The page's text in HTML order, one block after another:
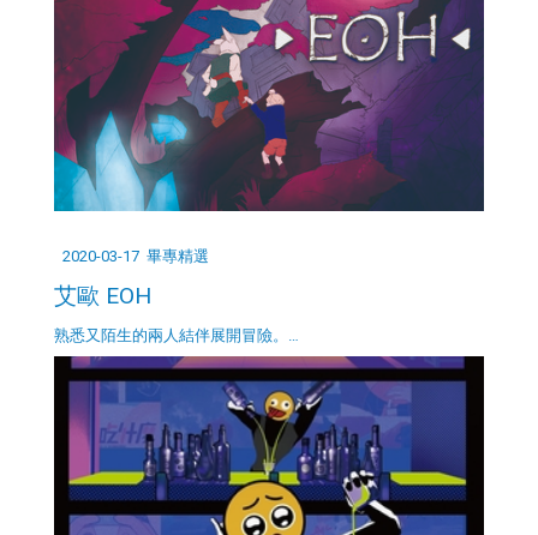
2020-03-17 畢專精選
艾歐 EOH
熟悉又陌生的兩人結伴展開冒險。…